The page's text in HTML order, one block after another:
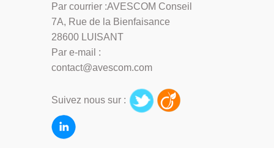
Par courrier :AVESCOM Conseil
7A, Rue de la Bienfaisance
28600 LUISANT
Par e-mail :
contact@avescom.com
Suivez nous sur :